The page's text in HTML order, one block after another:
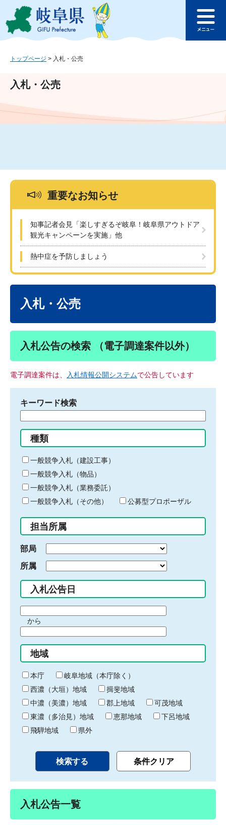
ジ
ュ
文
このページの本文へ
ュ
トップページ > 入札・公売
入札・公売
重要なお知らせ
知事記者会見「楽しすぎるぞ岐阜！岐阜県アウトドア
観光キャンペーンを実施」他
熱中症を予防しましょう
入札・公売
入札公告の検索 （電子調達案件以外）
電子調達案件は、 入札情報公開システムで公告しています
キーワード検索
る
キ
ー
ワ
ー
ド
入
力
種類
一般競争入札（建設工事）
一般競争入札（物品）
一般競争入札（業務委託）
一般競争入札（その他）
公募型プロポーザル
担当所属
部局
所属
入札公告日
間
始
り
から
間
終
わ
り
地域
本庁
岐阜地域（本庁除く）
西濃（大垣）地域
揖斐地域
中濃（美濃）地域
郡上地域
可茂地域
東濃（多治見）地域
恵那地域
下呂地域
飛騨地域
県外
入札公告一覧